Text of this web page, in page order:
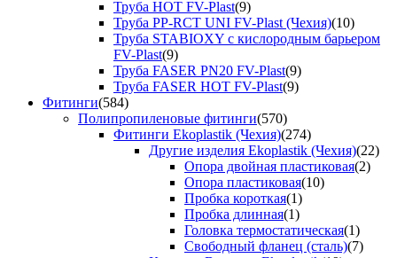
Труба HOT FV-Plast(9)
Труба PP-RCT UNI FV-Plast (Чехия)(10)
Труба STABIOXY с кислородным барьером
FV-Plast(9)
Труба FASER PN20 FV-Plast(9)
Труба FASER HOT FV-Plast(9)
Фитинги(584)
Полипропиленовые фитинги(570)
Фитинги Ekoplastik (Чехия)(274)
Другие изделия Ekoplastik (Чехия)(22)
Опора двойная пластиковая(2)
Опора пластиковая(10)
Пробка короткая(1)
Пробка длинная(1)
Головка термостатическая(1)
Свободный фланец (сталь)(7)